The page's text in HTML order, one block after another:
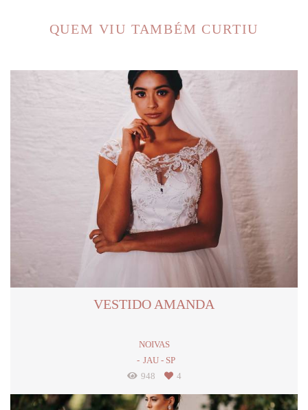
QUEM VIU TAMBÉM CURTIU
VESTIDO AMANDA
NOIVAS
JAU - SP
948
4